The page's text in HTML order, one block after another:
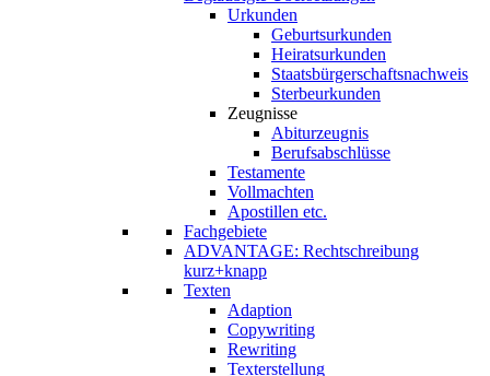
Urkunden
Geburtsurkunden
Heiratsurkunden
Staatsbürgerschaftsnachweis
Sterbeurkunden
Zeugnisse
Abiturzeugnis
Berufsabschlüsse
Testamente
Vollmachten
Apostillen etc.
Fachgebiete
ADVANTAGE: Rechtschreibung
kurz+knapp
Texten
Adaption
Copywriting
Rewriting
Texterstellung